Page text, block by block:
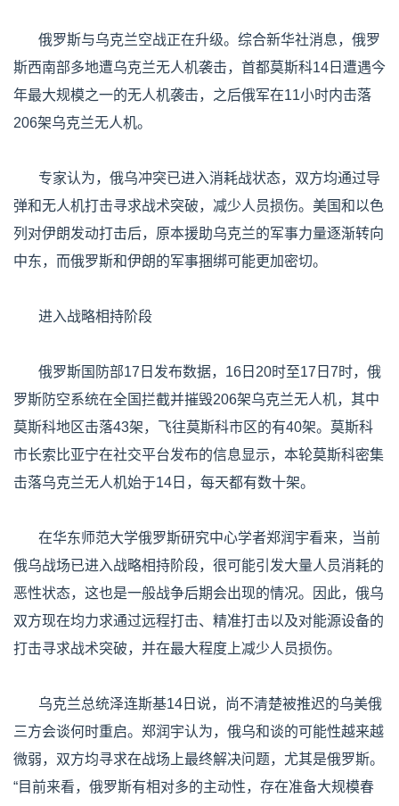
俄罗斯与乌克兰空战正在升级。综合新华社消息，俄罗
斯西南部多地遭乌克兰无人机袭击，首都莫斯科14日遭遇今
年最大规模之一的无人机袭击，之后俄军在11小时内击落
206架乌克兰无人机。
专家认为，俄乌冲突已进入消耗战状态，双方均通过导
弹和无人机打击寻求战术突破，减少人员损伤。美国和以色
列对伊朗发动打击后，原本援助乌克兰的军事力量逐渐转向
中东，而俄罗斯和伊朗的军事捆绑可能更加密切。
进入战略相持阶段
俄罗斯国防部17日发布数据，16日20时至17日7时，俄
罗斯防空系统在全国拦截并摧毁206架乌克兰无人机，其中
莫斯科地区击落43架，飞往莫斯科市区的有40架。莫斯科
市长索比亚宁在社交平台发布的信息显示，本轮莫斯科密集
击落乌克兰无人机始于14日，每天都有数十架。
在华东师范大学俄罗斯研究中心学者郑润宇看来，当前
俄乌战场已进入战略相持阶段，很可能引发大量人员消耗的
恶性状态，这也是一般战争后期会出现的情况。因此，俄乌
双方现在均力求通过远程打击、精准打击以及对能源设备的
打击寻求战术突破，并在最大程度上减少人员损伤。
乌克兰总统泽连斯基14日说，尚不清楚被推迟的乌美俄
三方会谈何时重启。郑润宇认为，俄乌和谈的可能性越来越
微弱，双方均寻求在战场上最终解决问题，尤其是俄罗斯。
“目前来看，俄罗斯有相对多的主动性，存在准备大规模春